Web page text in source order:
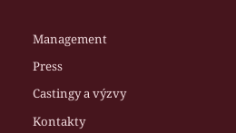
Management
Press
Castingy a výzvy
Kontakty